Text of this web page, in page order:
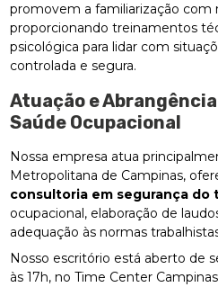
promovem a familiarização com
proporcionando treinamentos
psicológica para lidar com
controlada e segura.
Atuação e
Saúde Ocupacional
Nossa empresa atua
Metropolitana de Campinas,
consultoria em segurança do
ocupacional, elaboração de
adequação às normas
Nosso escritório está aberto de
às 17h, no Time Center